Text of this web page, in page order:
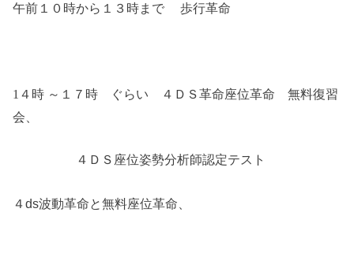
午前１０時から１３時まで 歩行革命
1４時 ～１７時 ぐらい
４ＤＳ革命座位革命 無料復習
会、
４ＤＳ座位姿勢分析師認定テスト
４ds波動革命と無料座位革命、